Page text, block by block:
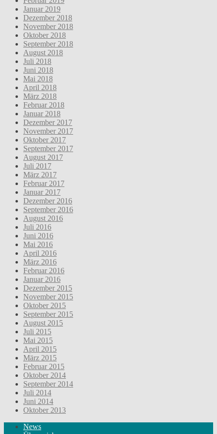
Januar 2019
Dezember 2018
November 2018
Oktober 2018
September 2018
August 2018
Juli 2018
Juni 2018
Mai 2018
April 2018
März 2018
Februar 2018
Januar 2018
Dezember 2017
November 2017
Oktober 2017
September 2017
August 2017
Juli 2017
März 2017
Februar 2017
Januar 2017
Dezember 2016
September 2016
August 2016
Juli 2016
Juni 2016
Mai 2016
April 2016
März 2016
Februar 2016
Januar 2016
Dezember 2015
November 2015
Oktober 2015
September 2015
August 2015
Juli 2015
Mai 2015
April 2015
März 2015
Februar 2015
Oktober 2014
September 2014
Juli 2014
Juni 2014
Oktober 2013
News